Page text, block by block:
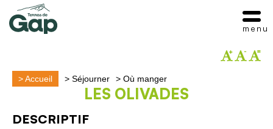
>Accueil > Séjourner > Où manger
LES OLIVADES
DESCRIPTIF
menu